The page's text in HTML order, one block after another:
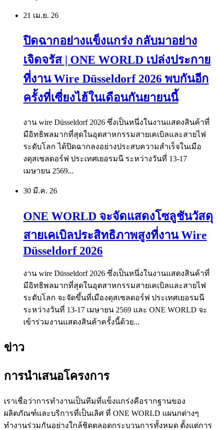
21 เม.ย. 26
ปิดฉากอย่างแข็งแกร่ง กลับมาอย่าง
เจิดจรัส | ONE WORLD เปล่งประกาย
ที่งาน Wire Düsseldorf 2026 พบกันอีก
ครั้งที่เซี่ยงไฮ้ในเดือนกันยายนนี้
งาน wire Düsseldorf 2026 ซึ่งเป็นหนึ่งในงานแสดงสินค้าที่
มีอิทธิพลมากที่สุดในอุตสาหกรรมสายเคเบิลและสายไฟ
ระดับโลก ได้ปิดฉากลงอย่างประสบความสำเร็จในเมือ
งดุสเซลดอร์ฟ ประเทศเยอรมนี ระหว่างวันที่ 13-17
เมษายน 2569...
30 มี.ค. 26
ONE WORLD จะจัดแสดงโซลูชันวัสดุ
สายเคเบิลประสิทธิภาพสูงที่งาน Wire
Düsseldorf 2026
งาน wire Düsseldorf 2026 ซึ่งเป็นหนึ่งในงานแสดงสินค้าที่
มีอิทธิพลมากที่สุดในอุตสาหกรรมสายเคเบิลและสายไฟ
ระดับโลก จะจัดขึ้นที่เมืองดุสเซลดอร์ฟ ประเทศเยอรมนี
ระหว่างวันที่ 13-17 เมษายน 2569 และ ONE WORLD จะ
เข้าร่วมงานแสดงสินค้าครั้งนี้ด้วย...
ข่าว
การนำเสนอโครงการ
เราเชื่อว่าการทำงานเป็นทีมที่แข็งแกร่งคือรากฐานของ
ผลิตภัณฑ์และบริการที่เป็นเลิศ ที่ ONE WORLD แผนกต่างๆ
ทำงานร่วมกันอย่างใกล้ชิดตลอดกระบวนการทั้งหมด ตั้งแต่การ